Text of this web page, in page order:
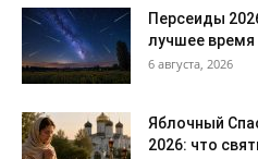
Персеиды
лучшее время
6 августа, 2026
Яблочный
2026: что